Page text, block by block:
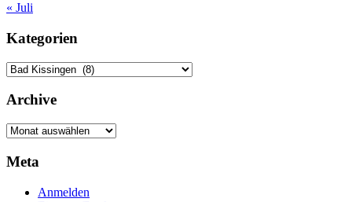
« Juli
Kategorien
Kategorien
Archive
Archive
Meta
Anmelden